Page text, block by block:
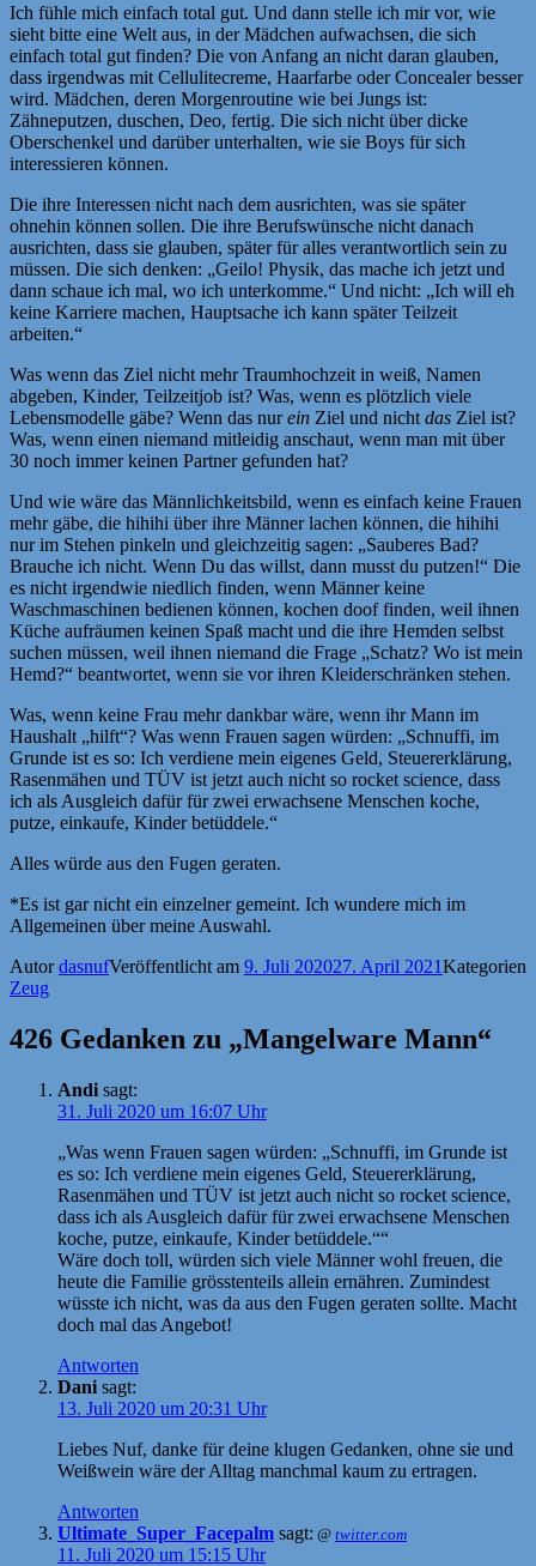
Ich fühle mich einfach total gut. Und dann stelle ich mir vor, wie
sieht bitte eine Welt aus, in der Mädchen aufwachsen, die sich
einfach total gut finden? Die von Anfang an nicht daran glauben,
dass irgendwas mit Cellulitecreme, Haarfarbe oder Concealer besser
wird. Mädchen, deren Morgenroutine wie bei Jungs ist:
Zähneputzen, duschen, Deo, fertig. Die sich nicht über dicke
Oberschenkel und darüber unterhalten, wie sie Boys für sich
interessieren können.
Die ihre Interessen nicht nach dem ausrichten, was sie später
ohnehin können sollen. Die ihre Berufswünsche nicht danach
ausrichten, dass sie glauben, später für alles verantwortlich sein zu
müssen. Die sich denken: „Geilo! Physik, das mache ich jetzt und
dann schaue ich mal, wo ich unterkomme.“ Und nicht: „Ich will eh
keine Karriere machen, Hauptsache ich kann später Teilzeit
arbeiten.“
Was wenn das Ziel nicht mehr Traumhochzeit in weiß, Namen
abgeben, Kinder, Teilzeitjob ist? Was, wenn es plötzlich viele
Lebensmodelle gäbe? Wenn das nurein Ziel und nicht das Ziel ist?
Was, wenn einen niemand mitleidig anschaut, wenn man mit über
30 noch immer keinen Partner gefunden hat?
Und wie wäre das Männlichkeitsbild, wenn es einfach keine Frauen
mehr gäbe, die hihihi über ihre Männer lachen können, die hihihi
nur im Stehen pinkeln und gleichzeitig sagen: „Sauberes Bad?
Brauche ich nicht. Wenn Du das willst, dann musst du putzen!“ Die
es nicht irgendwie niedlich finden, wenn Männer keine
Waschmaschinen bedienen können, kochen doof finden, weil ihnen
Küche aufräumen keinen Spaß macht und die ihre Hemden selbst
suchen müssen, weil ihnen niemand die Frage „Schatz? Wo ist mein
Hemd?“ beantwortet, wenn sie vor ihren Kleiderschränken stehen.
Was, wenn keine Frau mehr dankbar wäre, wenn ihr Mann im
Haushalt „hilft“? Was wenn Frauen sagen würden: „Schnuffi, im
Grunde ist es so: Ich verdiene mein eigenes Geld, Steuererklärung,
Rasenmähen und TÜV ist jetzt auch nicht so rocket science, dass
ich als Ausgleich dafür für zwei erwachsene Menschen koche,
putze, einkaufe, Kinder betüddele.“
Alles würde aus den Fugen geraten.
*Es ist gar nicht ein einzelner gemeint. Ich wundere mich im
Allgemeinen über meine Auswahl.
AutordasnufVeröffentlicht am 9. Juli 202027. April 2021Kategorien
Zeug
426 Gedanken zu „Mangelware Mann“
Andi sagt:
31. Juli 2020 um 16:07 Uhr
„Was wenn Frauen sagen würden: „Schnuffi, im Grunde ist
es so: Ich verdiene mein eigenes Geld, Steuererklärung,
Rasenmähen und TÜV ist jetzt auch nicht so rocket science,
dass ich als Ausgleich dafür für zwei erwachsene Menschen
koche, putze, einkaufe, Kinder betüddele.““
Wäre doch toll, würden sich viele Männer wohl freuen, die
heute die Familie grösstenteils allein ernähren. Zumindest
wüsste ich nicht, was da aus den Fugen geraten sollte. Macht
doch mal das Angebot!
Antworten
Dani sagt:
13. Juli 2020 um 20:31 Uhr
Liebes Nuf, danke für deine klugen Gedanken, ohne sie und
Weißwein wäre der Alltag manchmal kaum zu ertragen.
Antworten
Ultimate_Super_Facepalm sagt: @ twitter.com
11. Juli 2020 um 15:15 Uhr